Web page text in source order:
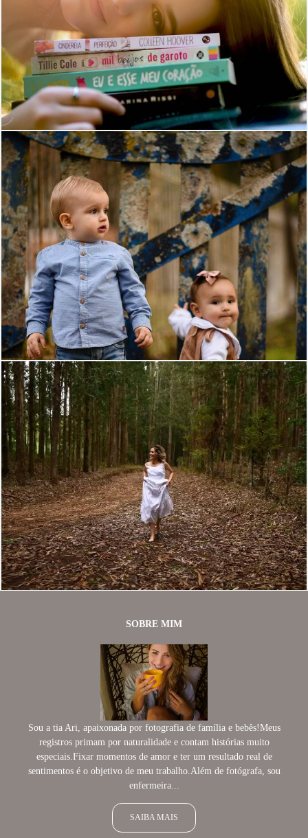
699 4
951 133
1118 71
SOBRE MIM
Sou a tia Ari, apaixonada por fotografia de família e bebês!Meus
registros primam por naturalidade e contam histórias muito
especiais.Fixar momentos de amor e ter um resultado real de
sentimentos é o objetivo de meu trabalho.Além de fotógrafa, sou
enfermeira...
SAIBA MAIS